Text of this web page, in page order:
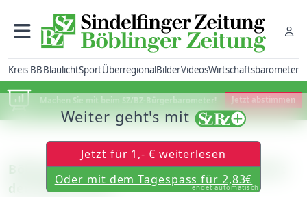
Kreis BBBlaulichtSportÜberregionalBilderVideosWirtschaftsbarometer
Machen Sie mit beim SZ/BZ-Bürgerbarometer! Jetzt abstimmen
Böblingen: 2000 Autos beim Saisonauftakt
der Motorworld
Weiter geht's mit
Jetzt für 1,- € weiterlesen
Oder mit dem Tagespass für 2,83€
endet automatisch